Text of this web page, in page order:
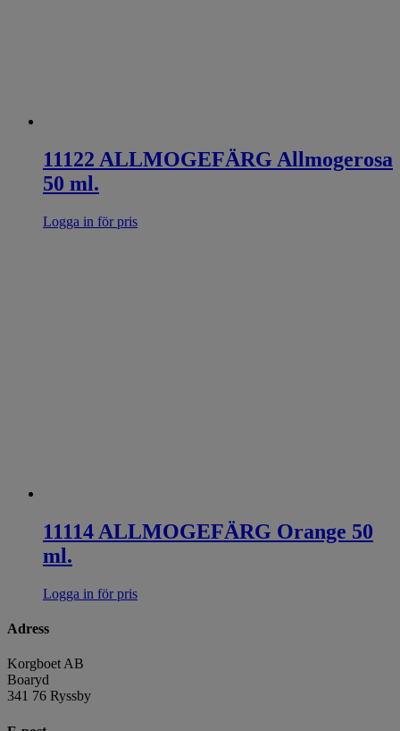
11122 ALLMOGEFÄRG Allmogerosa
50 ml.
Logga in för pris
11114 ALLMOGEFÄRG Orange 50
ml.
Logga in för pris
Adress
Korgboet AB
Boaryd
341 76 Ryssby